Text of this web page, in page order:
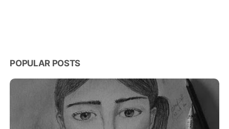
POPULAR POSTS